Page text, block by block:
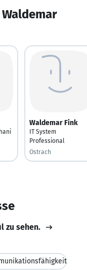
Waldemar Fink
IT System
Professional
Ostrach
zu sehen.